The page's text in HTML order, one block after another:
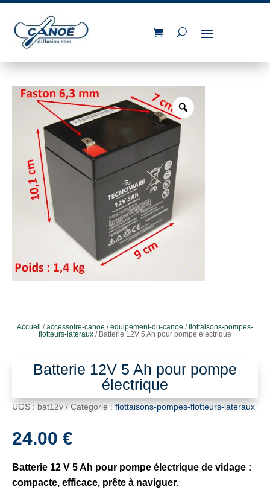
Accueil /accessoire-canoe /equipement-du-canoe /flottaisons-pompes-
flotteurs-lateraux / Batterie 12V 5 Ah pour pompe électrique
Batterie 12V 5 Ah pour pompe
électrique
UGS :bat12v Catégorie :flottaisons-pompes-flotteurs-lateraux
24.00 €
Batterie 12 V 5 Ah pour pompe électrique de vidage :
compacte, efficace, prête à naviguer.